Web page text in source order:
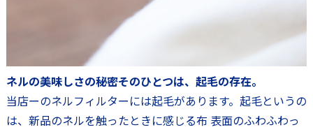
ネルの美味しさの秘密そのひとつは、起毛の存在。
当店ーのネルフィルターには起毛があります。起毛というの
は、新品のネルを触ったときに感じる布 表面のふわふわっ